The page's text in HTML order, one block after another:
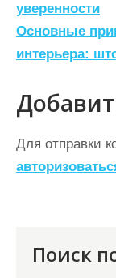
в
и
а
ц
и
я
уверенности
Основные
интерьера:
Для отправки
Поиск